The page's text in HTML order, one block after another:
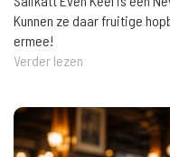
Kunnen ze daar fruitige
ermee!
Verder lezen